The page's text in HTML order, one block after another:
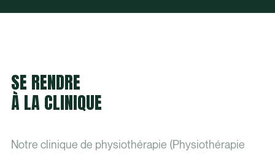
SE RENDRE
À LA CLINIQUE
Notre clinique de physiothérapie (Physiothérapie